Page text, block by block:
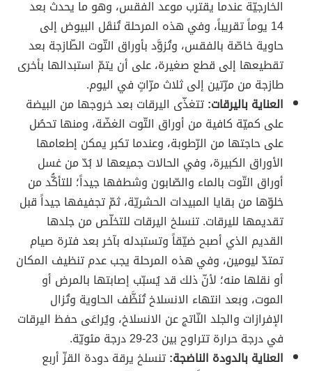
الخارجيّة عندما يقترب موعد الفقس، وهو ما يحدث بعد
14 يوماً تقريباََ، وفي هذه المرحلة تُنقَل البيوض إلى
حاوية خاصّة بالفقس، وتُزوَّد بأوراق التّوت الطّازجة بعد
تقطيعها إلى قطع صغيرة، على أن يتمّ استبدالها بأخرى
طازجة من مرّتين إلى ثلاث مرّاتٍ في اليوم.
العناية باليرقات:تتغذّى اليرقات بعد خروجها من البيضة
على كميّة كافية من أوراق التّوت الغضّة، ومنها تحصُل
على حاجتها من الرّطوبة، وعندما تكبر يمكن إطعامها
الأوراق الكبيرة، وفي الحالات جميعها لا بُدّ من غسل
أوراق التّوت بالماء والصّابون وشطفها جيداََ؛ للتأكُّد من
خلوّها من بقايا المبيدات الحشريّة، ثمّ تجفيفها جيداََ قبل
تقديمها لليرقات. تنسلخ اليرقات للتخلّص من جلدها
القديم الذي أصبح ضيّقاََ وتستبدله بآخر بعد فترة صيام
تمتدّ ليومين، وفي هذه المرحلة يجب عدم تنظيف المكان
أو نقلها منه؛ لأنّ ذلك قد يُسبّب إصابتها بالمرض أو
الموت، وبعد انتهاء الانسلاخ تُنَظَّف الحاوية وتُزال
الإفرازات والجلد النّاتج عن الانسلاخ، ويُراعَى حفظ اليرقات
في درجة حرارة تتراوح بين 23-29 درجة مئويّة.
العناية بالدودة الناضجة:تنسلخ يرقة دودة القزّ أربع